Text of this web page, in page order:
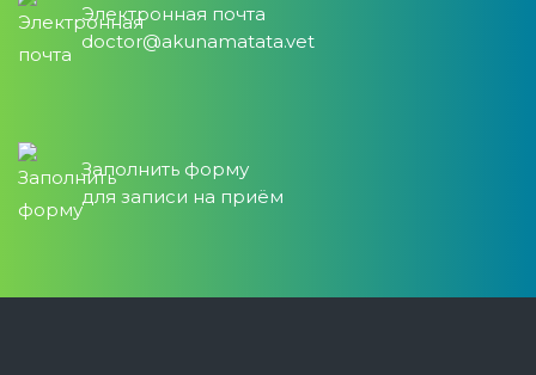
Электронная почта
doctor@akunamatata.vet
Заполнить форму
для записи на приём